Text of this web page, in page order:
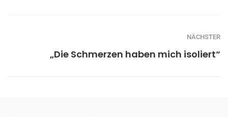
NÄCHSTER
„Die Schmerzen haben mich isoliert“